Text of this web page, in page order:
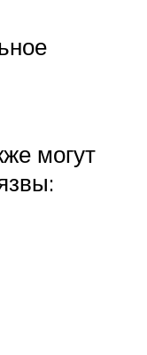
могут